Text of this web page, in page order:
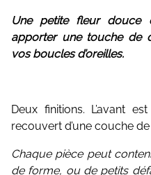
Une petite fleur douce
apporter une touche de
vos boucles d’oreilles.
Deux finitions. L’avant
recouvert d’une couche de
Chaque pièce peut
de forme, ou de petits